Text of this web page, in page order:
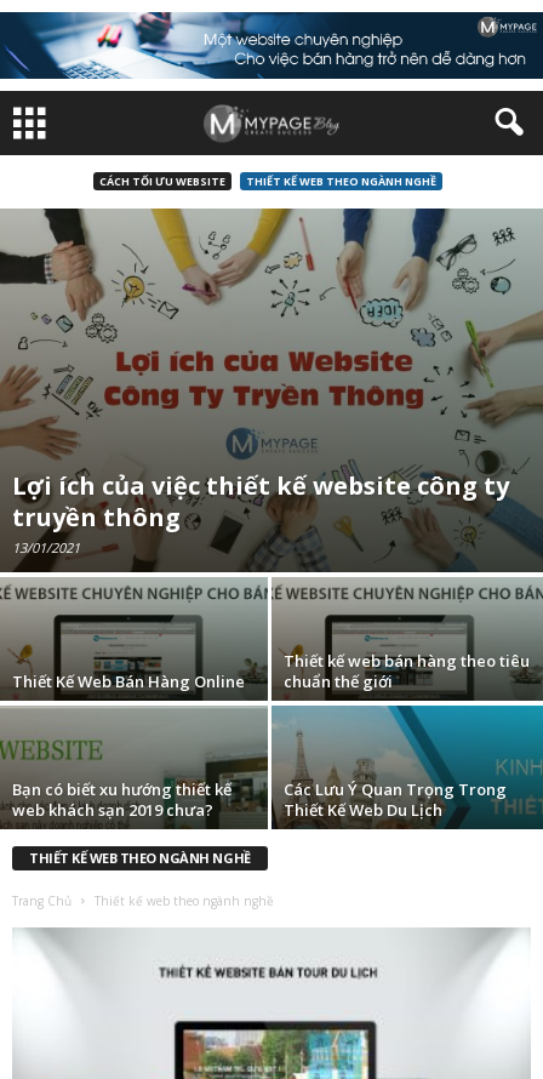
CÁCH TỐI ƯU WEBSITE THIẾT KẾ WEB THEO NGÀNH NGHỀ
Lợi ích của việc thiết kế website công ty
truyền thông
13/01/2021
Thiết Kế Web Bán Hàng Online
Thiết kế web bán hàng theo tiêu
chuẩn thế giới
Bạn có biết xu hướng thiết kế
web khách sạn 2019 chưa?
Các Lưu Ý Quan Trọng Trong
Thiết Kế Web Du Lịch
THIẾT KẾ WEB THEO NGÀNH NGHỀ
Trang Chủ Thiết kế web theo ngành nghề